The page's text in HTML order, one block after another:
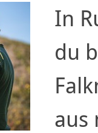
In
du
aus